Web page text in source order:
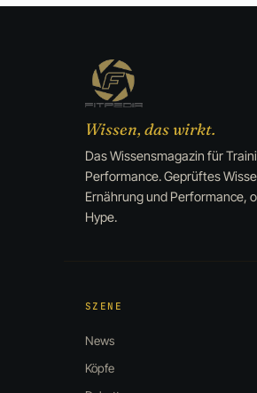
Wissen, das wirkt.
Das Wissensmagazin für
Performance. Geprüftes
Ernährung und Performance,
Hype.
SZENE
News
Köpfe